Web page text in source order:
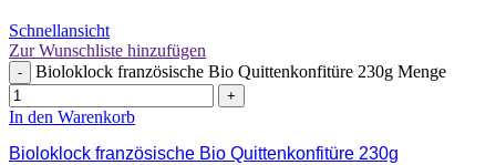
Schnellansicht
Zur Wunschliste hinzufügen
- Bioloklock französische Bio Quittenkonfitüre 230g Menge
+
In den Warenkorb
Bioloklock französische Bio Quittenkonfitüre 230g